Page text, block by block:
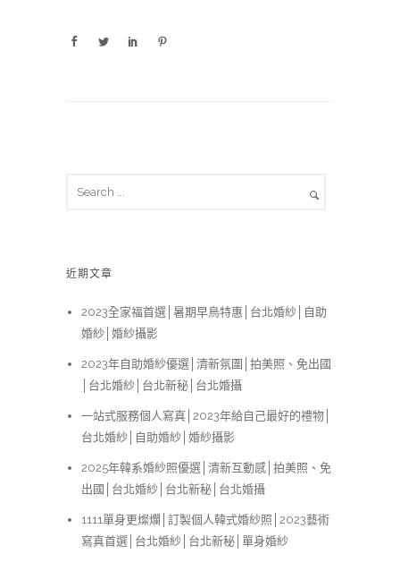
近期文章
2023全家福首選│暑期早鳥特惠│台北婚紗│自助
婚紗│婚紗攝影
2023年自助婚紗優選│清新氛圍│拍美照、免出國
│台北婚紗│台北新秘│台北婚攝
一站式服務個人寫真│2023年給自己最好的禮物│
台北婚紗│自助婚紗│婚紗攝影
2025年韓系婚紗照優選│清新互動感│拍美照、免
出國│台北婚紗│台北新秘│台北婚攝
1111單身更燦爛│訂製個人韓式婚紗照│2023藝術
寫真首選│台北婚紗│台北新秘│單身婚紗